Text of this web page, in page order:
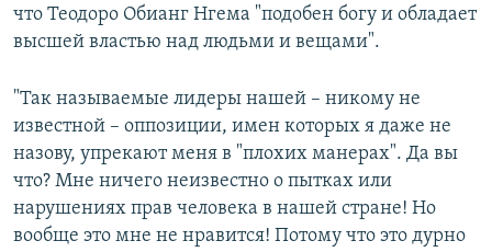
что Теодоро Обианг Нгема "подобен богу и обладает
высшей властью над людьми и вещами".
"Так называемые лидеры нашей – никому не
известной – оппозиции, имен которых я даже не
назову, упрекают меня в "плохих манерах". Да вы
что? Мне ничего неизвестно о пытках или
нарушениях прав человека в нашей стране! Но
вообще это мне не нравится! Потому что это дурно